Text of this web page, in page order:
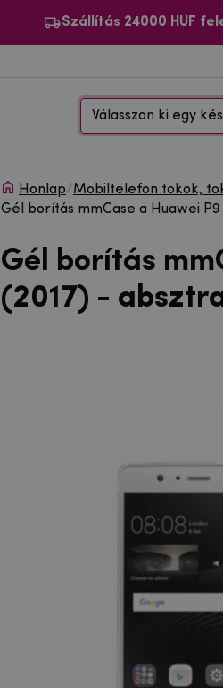
Szállítás 24000 HUF
Válasszon ki egy
Honlap/Mobiltelefon tokok,
Gél borítás mmCase a Huawei P9
Gél borítás
(2017) -